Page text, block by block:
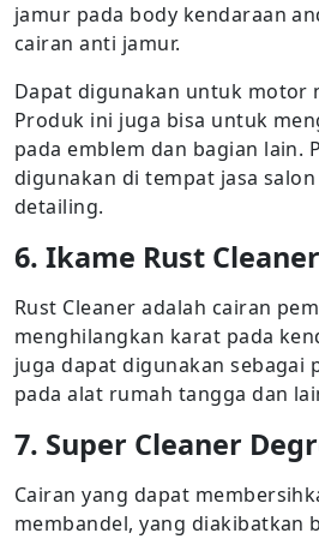
jamur pada body kendaraan
cairan anti jamur.
Dapat digunakan untuk motor
Produk ini juga bisa untuk
pada emblem dan bagian lain.
digunakan di tempat jasa
detailing.
6. Ikame Rust Cleaner
Rust Cleaner adalah cairan
menghilangkan karat pada
juga dapat digunakan sebagai
pada alat rumah tangga dan
7. Super Cleaner
Cairan yang dapat
membandel, yang diakibatkan